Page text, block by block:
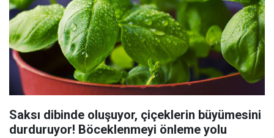
Saksı dibinde oluşuyor, çiçeklerin büyümesini
durduruyor! Böceklenmeyi önleme yolu